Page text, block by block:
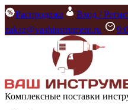
Распродажа Вход /
zakaz@vashinstrument.ru
Комплексные поставки